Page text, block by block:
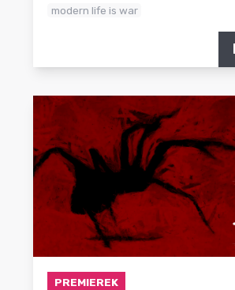
modern life is war
PREMIEREK